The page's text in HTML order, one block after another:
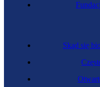
Skąd się